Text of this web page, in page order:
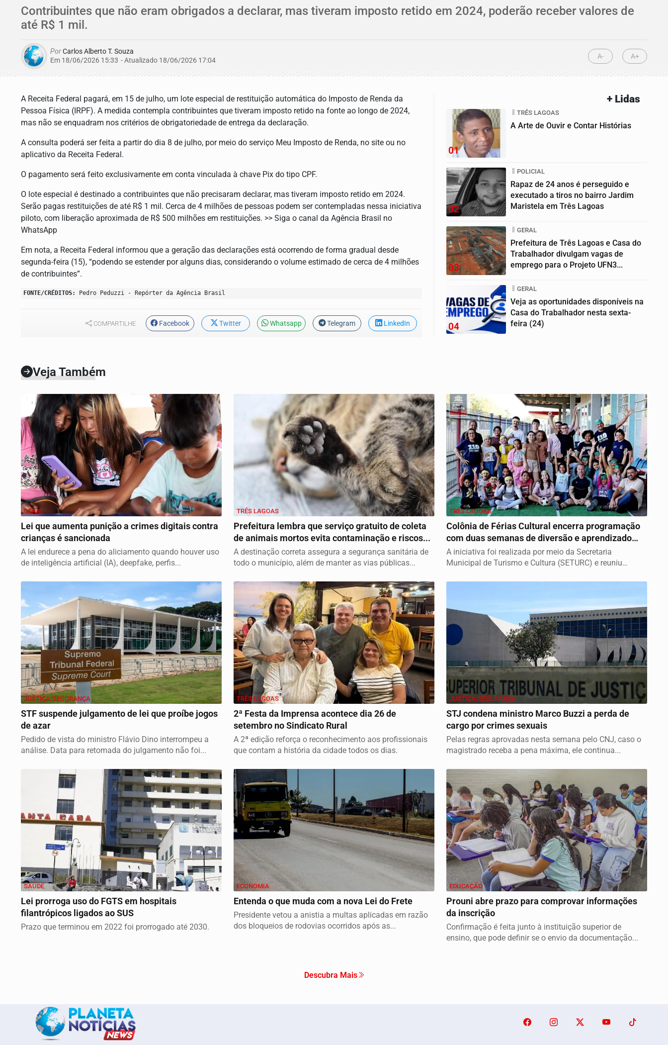
Contribuintes que não eram obrigados a declarar, mas tiveram imposto retido em 2024, poderão receber valores de
até R$ 1 mil.
PorCarlos Alberto T. Souza
Em 18/06/2026 15:33 - Atualizado 18/06/2026 17:04 A- A+
A Receita Federal pagará, em 15 de julho, um lote especial de restituição automática do Imposto de Renda da
Pessoa Física (IRPF). A medida contempla contribuintes que tiveram imposto retido na fonte ao longo de 2024,
mas não se enquadram nos critérios de obrigatoriedade de entrega da declaração.
A consulta poderá ser feita a partir do dia 8 de julho, por meio do serviço Meu Imposto de Renda, no site ou no
aplicativo da Receita Federal.
O pagamento será feito exclusivamente em conta vinculada à chave Pix do tipo CPF.
O lote especial é destinado a contribuintes que não precisaram declarar, mas tiveram imposto retido em 2024.
Serão pagas restituições de até R$ 1 mil. Cerca de 4 milhões de pessoas podem ser contempladas nessa iniciativa
piloto, com liberação aproximada de R$ 500 milhões em restituições. >> Siga o canal da Agência Brasil no
WhatsApp
Em nota, a Receita Federal informou que a geração das declarações está ocorrendo de forma gradual desde
segunda-feira (15), “podendo se estender por alguns dias, considerando o volume estimado de cerca de 4 milhões
de contribuintes”.
FONTE/CRÉDITOS: Pedro Peduzzi - Repórter da Agência Brasil
COMPARTILHE Facebook Twitter Whatsapp Telegram LinkedIn
+ Lidas
01
TRÊS LAGOAS
A Arte de Ouvir e Contar Histórias
02
POLICIAL
Rapaz de 24 anos é perseguido e
executado a tiros no bairro Jardim
Maristela em Três Lagoas
03
GERAL
Prefeitura de Três Lagoas e Casa do
Trabalhador divulgam vagas de
emprego para o Projeto UFN3...
04
GERAL
Veja as oportunidades disponíveis na
Casa do Trabalhador nesta sexta-
feira (24)
Veja Também
GERAL
Lei que aumenta punição a crimes digitais contra
crianças é sancionada
A lei endurece a pena do aliciamento quando houver uso
de inteligência artificial (IA), deepfake, perfis...
TRÊS LAGOAS
Prefeitura lembra que serviço gratuito de coleta
de animais mortos evita contaminação e riscos...
A destinação correta assegura a segurança sanitária de
todo o município, além de manter as vias públicas...
TRÊS LAGOAS
Colônia de Férias Cultural encerra programação
com duas semanas de diversão e aprendizado
em...
A iniciativa foi realizada por meio da Secretaria
Municipal de Turismo e Cultura (SETURC) e reuniu
JUSTIÇA/SEGURANÇA
STF suspende julgamento de lei que proíbe jogos
de azar
Pedido de vista do ministro Flávio Dino interrompeu a
análise. Data para retomada do julgamento não foi...
TRÊS LAGOAS
2ª Festa da Imprensa acontece dia 26 de
setembro no Sindicato Rural
A 2ª edição reforça o reconhecimento aos profissionais
que contam a história da cidade todos os dias.
JUSTIÇA/SEGURANÇA
STJ condena ministro Marco Buzzi a perda de
cargo por crimes sexuais
Pelas regras aprovadas nesta semana pelo CNJ, caso o
magistrado receba a pena máxima, ele continua...
SAÚDE
Lei prorroga uso do FGTS em hospitais
filantrópicos ligados ao SUS
Prazo que terminou em 2022 foi prorrogado até 2030.
ECONOMIA
Entenda o que muda com a nova Lei do Frete
Presidente vetou a anistia a multas aplicadas em razão
dos bloqueios de rodovias ocorridos após as...
EDUCAÇÃO
Prouni abre prazo para comprovar informações
da inscrição
Confirmação é feita junto à instituição superior de
ensino, que pode definir se o envio da documentação...
Descubra Mais